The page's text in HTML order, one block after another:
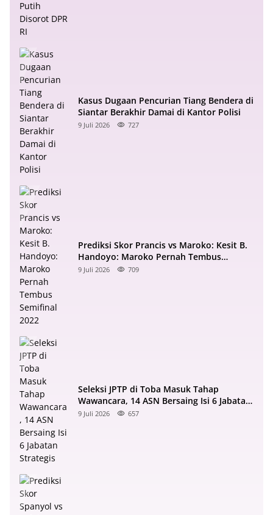
Kasus Dugaan Pencurian Tiang Bendera di
Siantar Berakhir Damai di Kantor Polisi
9 Juli 2026 727
Prediksi Skor Prancis vs Maroko: Kesit B.
Handoyo: Maroko Pernah Tembus
Semifinal 2022
9 Juli 2026 709
Seleksi JPTP di Toba Masuk Tahap
Wawancara, 14 ASN Bersaing Isi 6 Jabatan
Strategis
9 Juli 2026 657